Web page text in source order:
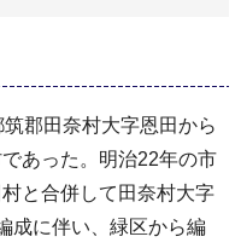
郡田奈村大字恩田から
あった。明治22年の市
と合併して田奈村大字
成に伴い、緑区から編